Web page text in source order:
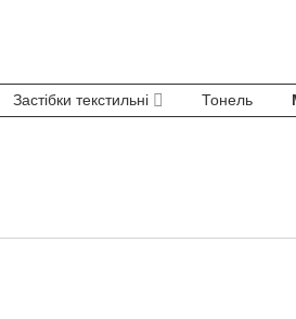
Застібки текстильні Тонель